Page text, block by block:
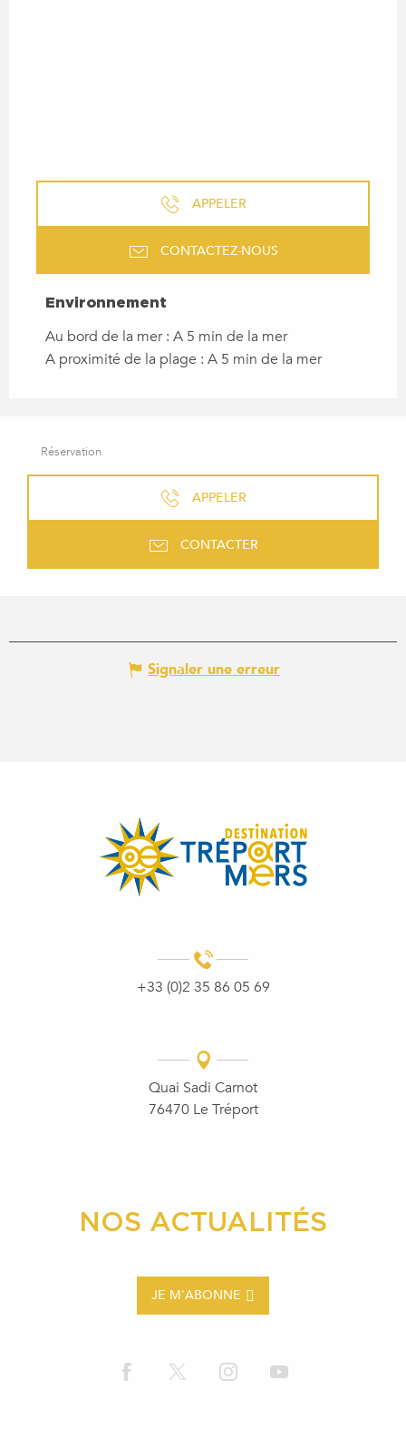
APPELER
CONTACTEZ-NOUS
ENVIRONNEMENT
Environnement
Au bord de la mer : A 5 min de la mer
A proximité de la plage : A 5 min de la mer
Réservation
APPELER
CONTACTER
Signaler une erreur
+33 (0)2 35 86 05 69
Quai Sadi Carnot
76470 Le Tréport
NOS ACTUALITÉS
JE M'ABONNE